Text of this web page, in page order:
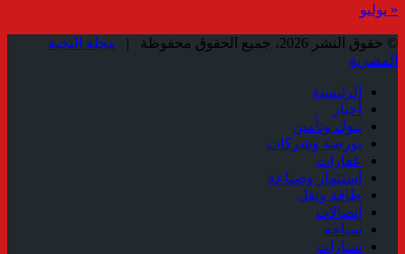
« يوليو
© حقوق النشر 2026، جميع الحقوق محفوظة |
مجلة النخبة
المصرية
الرئيسية
أخبار
بنوك وتأمين
بورصة وشركات
عقارات
استثمار وصناعة
طاقة ونقل
إتصالات
سياحة
سيارات